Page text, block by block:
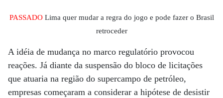
PASSADOLima quer mudar a regra do jogo e pode fazer o Brasil
retroceder
A idéia de mudança no marco regulatório provocou
reações. Já diante da suspensão do bloco de licitações
que atuaria na região do supercampo de petróleo,
empresas começaram a considerar a hipótese de desistir